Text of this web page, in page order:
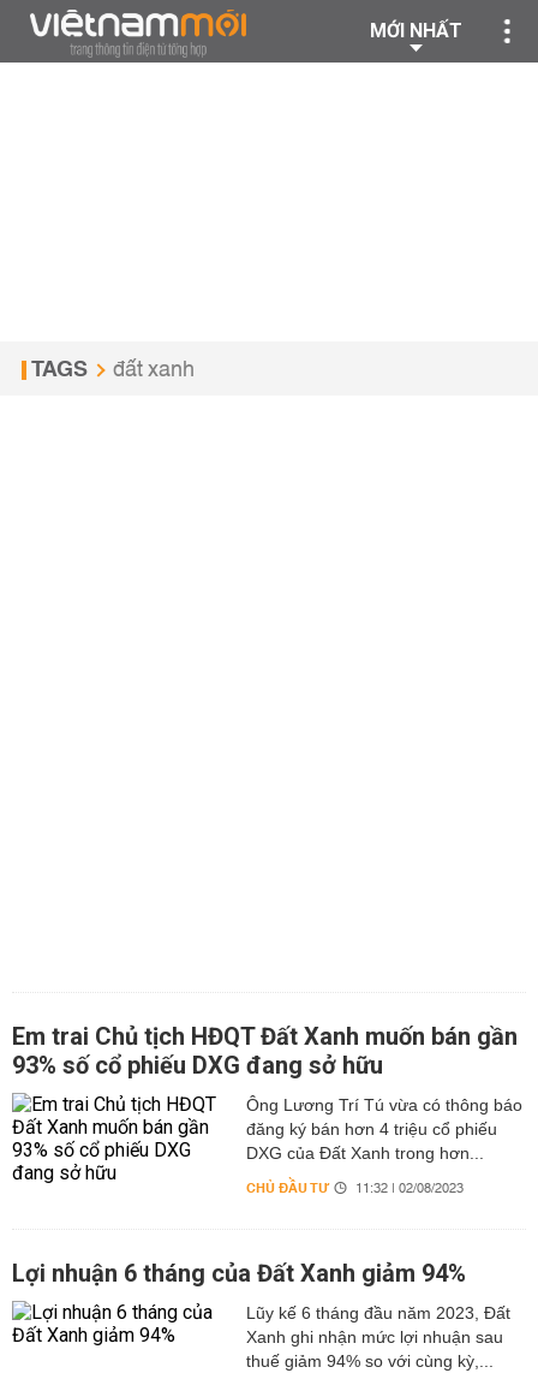
MỚI NHẤT
TAGS đất xanh
Em trai Chủ tịch HĐQT Đất Xanh muốn bán gần
93% số cổ phiếu DXG đang sở hữu
Ông Lương Trí Tú vừa có thông báo
đăng ký bán hơn 4 triệu cổ phiếu
DXG của Đất Xanh trong hơn...
CHỦ ĐẦU TƯ 11:32 | 02/08/2023
Lợi nhuận 6 tháng của Đất Xanh giảm 94%
Lũy kế 6 tháng đầu năm 2023, Đất
Xanh ghi nhận mức lợi nhuận sau
thuế giảm 94% so với cùng kỳ,...